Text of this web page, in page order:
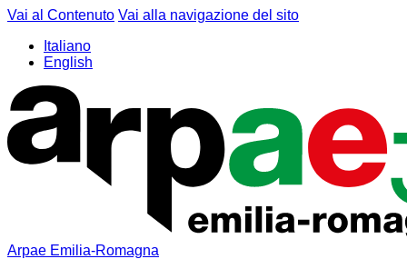
Vai al Contenuto Vai alla navigazione del sito
Italiano
English
Arpae Emilia-Romagna